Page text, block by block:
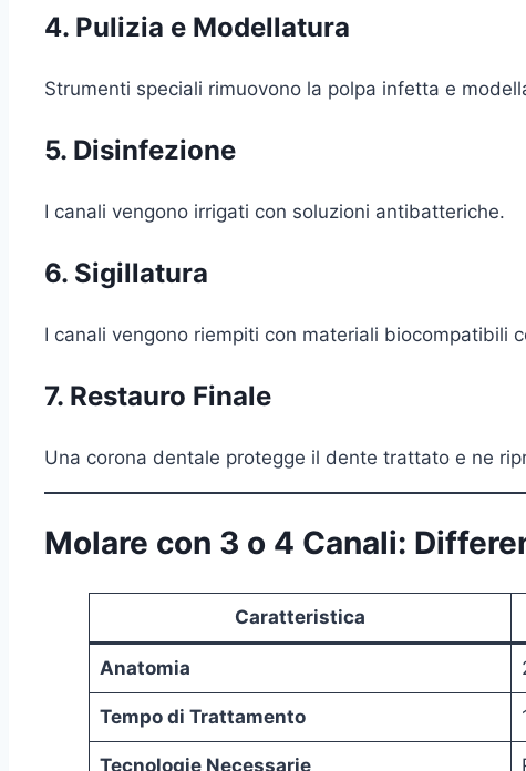
4. Pulizia e Modellatura
Strumenti speciali rimuovono la polpa infetta e
5. Disinfezione
I canali vengono irrigati con soluzioni antibatteriche.
6. Sigillatura
I canali vengono riempiti con materiali biocompatibili
7. Restauro Finale
Una corona dentale protegge il dente trattato e ne
Molare con 3 o 4 Canali:
Caratteristica
Anatomia
Tempo di Trattamento
Tecnologie Necessarie